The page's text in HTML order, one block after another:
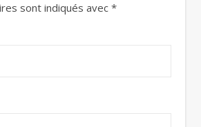
sont indiqués avec *